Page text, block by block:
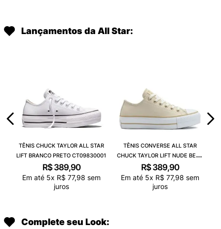
Lançamentos da All Star:
TÊNIS CHUCK TAYLOR ALL STAR
LIFT BRANCO PRETO CT09830001
R$ 389,90
Em até 5x R$ 77,98 sem
juros
TÊNIS CONVERSE ALL STAR
CHUCK TAYLOR LIFT NUDE BEGE
CLARO BRANCO CT09830003
R$ 389,90
Em até 5x R$ 77,98 sem
juros
Complete seu Look: